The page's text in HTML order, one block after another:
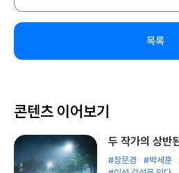
목록
콘텐츠 이어보기
두 작가의 상반
#장문경 #박세훈